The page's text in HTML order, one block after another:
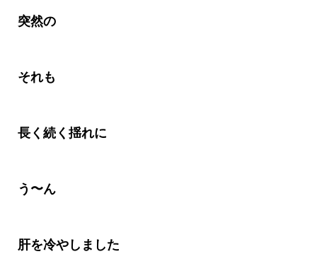
突然の
それも
長く続く揺れに
う〜ん
肝を冷やしました